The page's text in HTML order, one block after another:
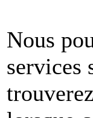
Nous
services